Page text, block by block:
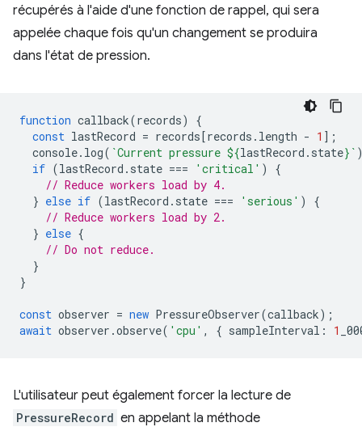
récupérés à l'aide d'une fonction de rappel, qui sera
appelée chaque fois qu'un changement se produira
dans l'état de pression.
function callback(records)
{
const lastRecord = records[records . length - 1 ];
console. log( `Current pressure ${lastRecord . state} `
if (lastRecord . state === 'critical' )
{
// Reduce workers load by 4.
} else if (lastRecord . state === 'serious' )
{
// Reduce workers load by 2.
} else {
// Do not reduce.
}
}
const observer = new PressureObserver(callback);
await observer .observe( 'cpu' , { sampleInterval : 1
L'utilisateur peut également forcer la lecture de
PressureRecord en appelant la méthode